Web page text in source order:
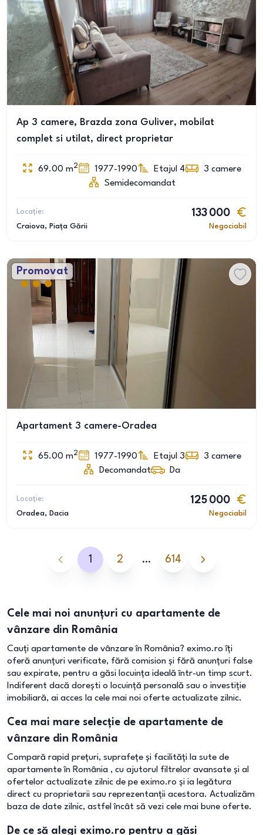
Ap 3 camere, Brazda zona Guliver, mobilat
complet si utilat, direct proprietar
69.00 m2 1977-1990 Etajul 4 3 camere
Semidecomandat
Locație:
Craiova, Piața Gării
133 000
Negociabil
Promovat
Apartament 3 camere-Oradea
65.00 m2 1977-1990 Etajul 3 3 camere
Decomandat
Da
Locație:
Oradea, Dacia
125 000
Negociabil
1 2 … 614
Cele mai noi anunțuri cu apartamente de
vânzare din România
Cauți apartamente de vânzare în România? eximo.ro îți
oferă anunțuri verificate, fără comision și fără anunțuri false
sau expirate, pentru a găsi locuința ideală într-un timp scurt.
Indiferent dacă dorești o locuință personală sau o investiție
imobiliară, ai acces la cele mai noi oferte actualizate zilnic.
Cea mai mare selecție de apartamente de
vânzare din România
Compară rapid prețuri, suprafețe și facilități la sute de
apartamente în România , cu ajutorul filtrelor avansate și al
ofertelor actualizate zilnic de pe eximo.ro și ia legătura
direct cu proprietarii sau reprezentanții acestora. Actualizăm
baza de date zilnic, astfel încât să vezi cele mai bune oferte.
De ce să alegi eximo.ro pentru a găsi